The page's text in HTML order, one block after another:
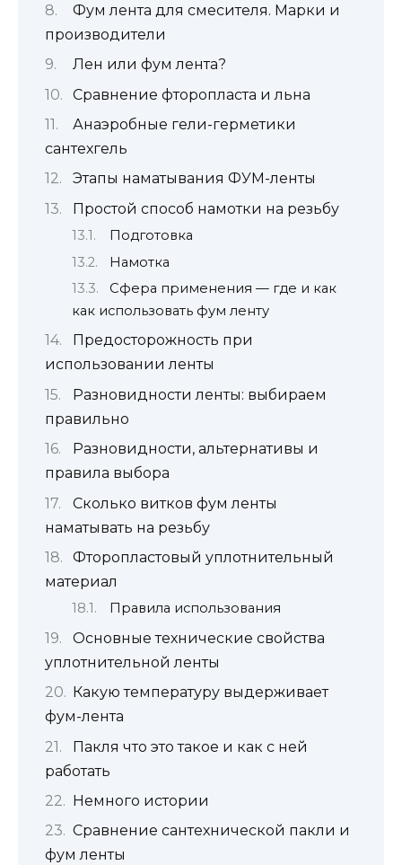
Фум лента для смесителя. Марки и
производители
Лен или фум лента?
Сравнение фторопласта и льна
Анаэробные гели-герметики
сантехгель
Этапы наматывания ФУМ-ленты
Простой способ намотки на резьбу
Подготовка
Намотка
Сфера применения — где и как
как использовать фум ленту
Предосторожность при
использовании ленты
Разновидности ленты: выбираем
правильно
Разновидности, альтернативы и
правила выбора
Сколько витков фум ленты
наматывать на резьбу
Фторопластовый уплотнительный
материал
Правила использования
Основные технические свойства
уплотнительной ленты
Какую температуру выдерживает
фум-лента
Пакля что это такое и как с ней
работать
Немного истории
Сравнение сантехнической пакли и
фум ленты